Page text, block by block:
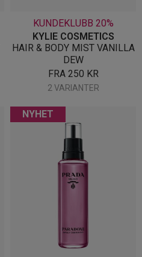
KUNDEKLUBB 20%
KYLIE COSMETICS
HAIR & BODY MIST VANILLA
DEW
FRA 250 KR
2 VARIANTER
NYHET